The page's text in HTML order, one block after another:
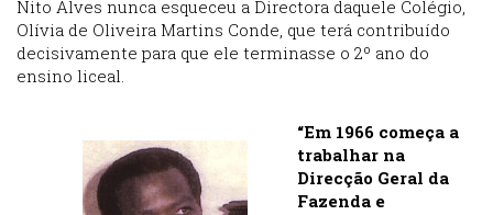
Nito Alves nunca esqueceu a Directora daquele Colégio,
Olívia de Oliveira Martins Conde, que terá contribuído
decisivamente para que ele terminasse o 2º ano do
ensino liceal.
“Em 1966 começa a
trabalhar na
Direcção Geral da
Fazenda e